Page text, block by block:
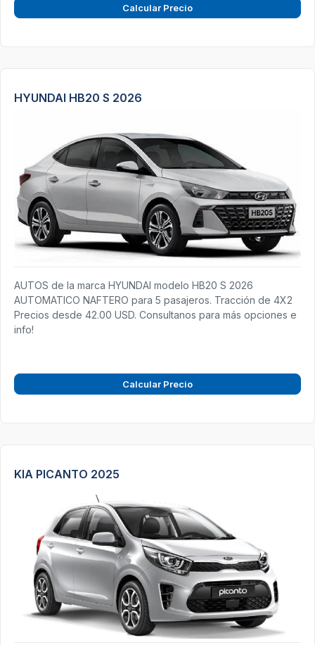
Calcular Precio
HYUNDAI HB20 S 2026
AUTOS de la marca HYUNDAI modelo HB20 S 2026
AUTOMATICO NAFTERO para 5 pasajeros. Tracción de 4X2
Precios desde 42.00 USD. Consultanos para más opciones e
info!
Calcular Precio
KIA PICANTO 2025